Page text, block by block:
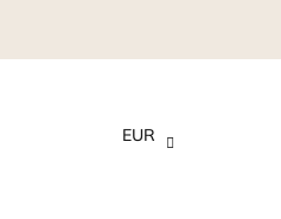
EUR